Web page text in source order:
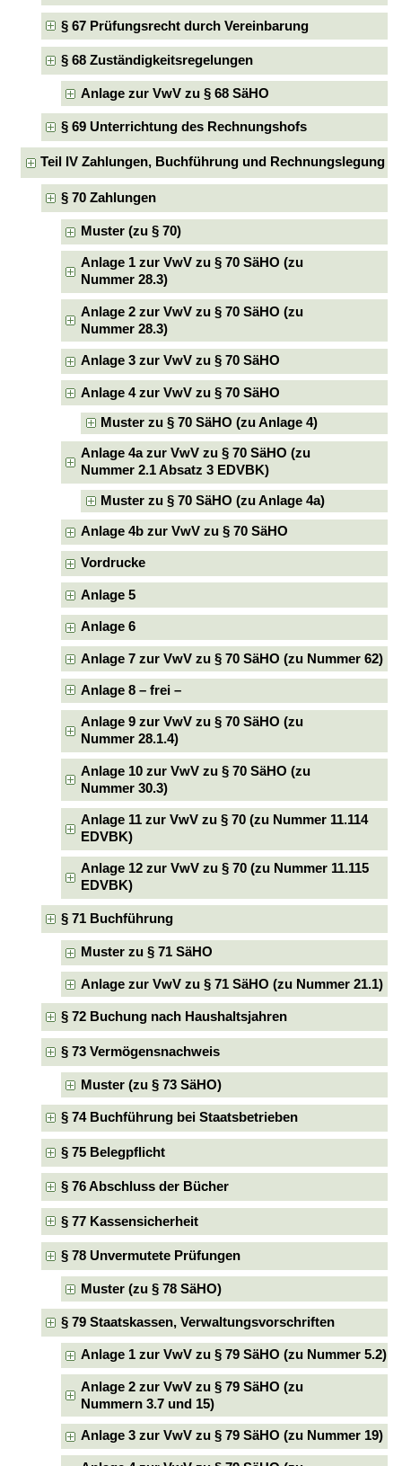
§ 67 Prüfungsrecht durch Vereinbarung
§ 68 Zuständigkeitsregelungen
Anlage zur VwV zu § 68 SäHO
§ 69 Unterrichtung des Rechnungshofs
Teil IV Zahlungen, Buchführung und Rechnungslegung
§ 70 Zahlungen
Muster (zu § 70)
Anlage 1 zur VwV zu § 70 SäHO (zu
Nummer 28.3)
Anlage 2 zur VwV zu § 70 SäHO (zu
Nummer 28.3)
Anlage 3 zur VwV zu § 70 SäHO
Anlage 4 zur VwV zu § 70 SäHO
Muster zu § 70 SäHO (zu Anlage 4)
Anlage 4a zur VwV zu § 70 SäHO (zu
Nummer 2.1 Absatz 3 EDVBK)
Muster zu § 70 SäHO (zu Anlage 4a)
Anlage 4b zur VwV zu § 70 SäHO
Vordrucke
Anlage 5
Anlage 6
Anlage 7 zur VwV zu § 70 SäHO (zu Nummer 62)
Anlage 8 – frei –
Anlage 9 zur VwV zu § 70 SäHO (zu
Nummer 28.1.4)
Anlage 10 zur VwV zu § 70 SäHO (zu
Nummer 30.3)
Anlage 11 zur VwV zu § 70 (zu Nummer 11.114
EDVBK)
Anlage 12 zur VwV zu § 70 (zu Nummer 11.115
EDVBK)
§ 71 Buchführung
Muster zu § 71 SäHO
Anlage zur VwV zu § 71 SäHO (zu Nummer 21.1)
§ 72 Buchung nach Haushaltsjahren
§ 73 Vermögensnachweis
Muster (zu § 73 SäHO)
§ 74 Buchführung bei Staatsbetrieben
§ 75 Belegpflicht
§ 76 Abschluss der Bücher
§ 77 Kassensicherheit
§ 78 Unvermutete Prüfungen
Muster (zu § 78 SäHO)
§ 79 Staatskassen, Verwaltungsvorschriften
Anlage 1 zur VwV zu § 79 SäHO (zu Nummer 5.2)
Anlage 2 zur VwV zu § 79 SäHO (zu
Nummern 3.7 und 15)
Anlage 3 zur VwV zu § 79 SäHO (zu Nummer 19)